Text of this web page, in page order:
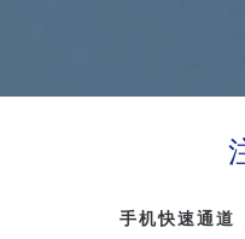
手机快速通道